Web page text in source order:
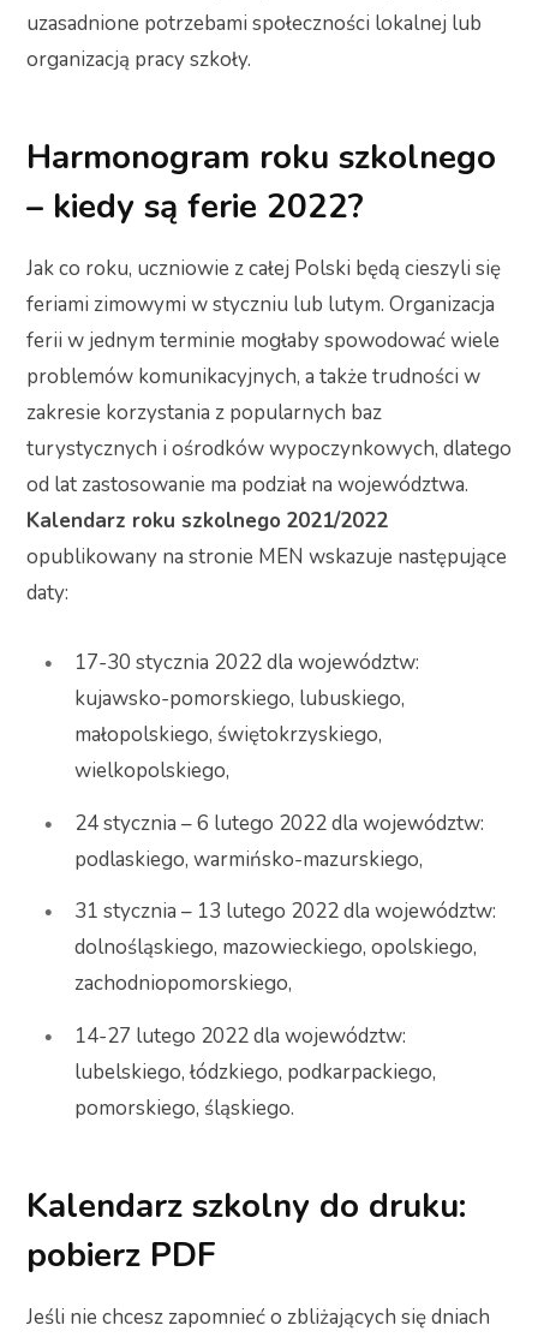
uzasadnione potrzebami społeczności lokalnej lub
organizacją pracy szkoły.
Harmonogram roku szkolnego
– kiedy są ferie 2022?
Jak co roku, uczniowie z całej Polski będą cieszyli się
feriami zimowymi w styczniu lub lutym. Organizacja
ferii w jednym terminie mogłaby spowodować wiele
problemów komunikacyjnych, a także trudności w
zakresie korzystania z popularnych baz
turystycznych i ośrodków wypoczynkowych, dlatego
od lat zastosowanie ma podział na województwa.
Kalendarz roku szkolnego 2021/2022
opublikowany na stronie MEN wskazuje następujące
daty:
17-30 stycznia 2022 dla województw:
kujawsko-pomorskiego, lubuskiego,
małopolskiego, świętokrzyskiego,
wielkopolskiego,
24 stycznia – 6 lutego 2022 dla województw:
podlaskiego, warmińsko-mazurskiego,
31 stycznia – 13 lutego 2022 dla województw:
dolnośląskiego, mazowieckiego, opolskiego,
zachodniopomorskiego,
14-27 lutego 2022 dla województw:
lubelskiego, łódzkiego, podkarpackiego,
pomorskiego, śląskiego.
Kalendarz szkolny do druku:
pobierz PDF
Jeśli nie chcesz zapomnieć o zbliżających się dniach